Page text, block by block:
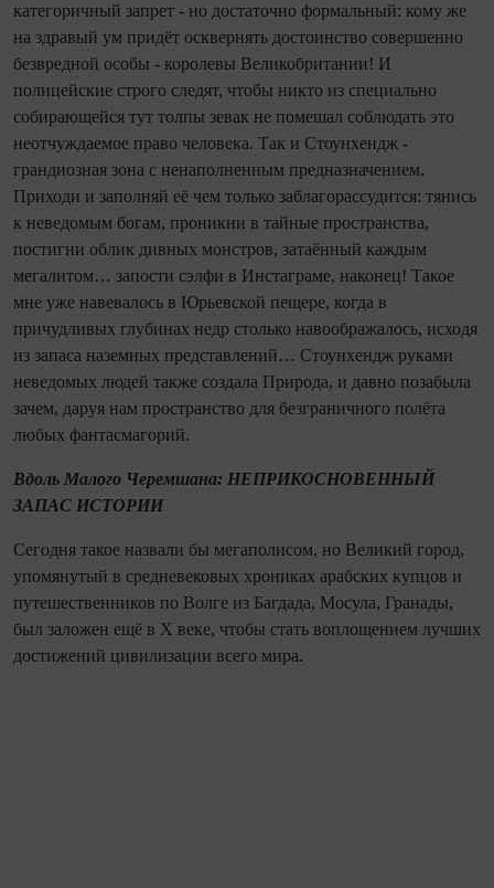
категоричный запрет - но достаточно формальный: кому же
на здравый ум придёт осквернять достоинство совершенно
безвредной особы - королевы Великобритании! И
полицейские строго следят, чтобы никто из специально
собирающейся тут толпы зевак не помешал соблюдать это
неотчуждаемое право человека. Так и Стоунхендж -
грандиозная зона с ненаполненным предназначением.
Приходи и заполняй её чем только заблагорассудится: тянись
к неведомым богам, проникни в тайные пространства,
постигни облик дивных монстров, затаённый каждым
мегалитом… запости сэлфи в Инстаграме, наконец! Такое
мне уже навевалось в Юрьевской пещере, ко­гда в
причудливых глубинах недр столько навоображалось, исходя
из запаса наземных представлений… Стоунхендж руками
неведомых людей также создала Природа, и давно позабыла
зачем, даруя нам пространство для безграничного полёта
любых фантасмагорий.
Вдоль Малого Черемшана: НЕПРИКОСНОВЕННЫЙ
ЗАПАС ИСТОРИИ
Се­го­дня такое назвали бы мегаполисом, но Великий город,
упомянутый в средневековых хрониках арабских купцов и
путешественников по Волге из Багдада, Мосула, Гранады,
был заложен ещё в Х веке, чтобы стать воплощением лучших
достижений цивилизации всего мира.